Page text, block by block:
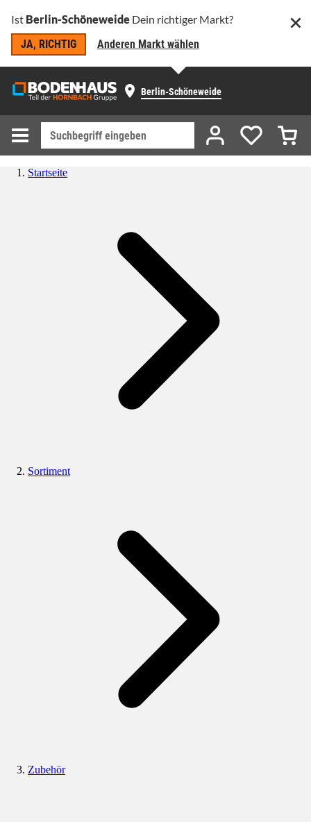
Ist Berlin-Schöneweide Dein richtiger Markt?
JA, RICHTIG
Anderen Markt wählen
Berlin-Schöneweide
Startseite
Sortiment
Zubehör